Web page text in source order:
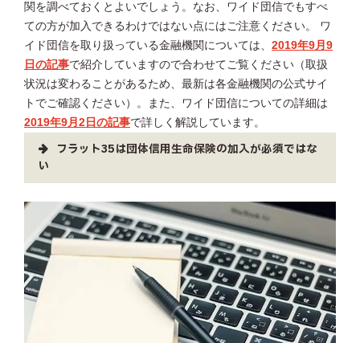
関を調べておくとよいでしょう。なお、ワイド団信でもすべ
ての方が加入できるわけではない点にはご注意ください。 ワ
イド団信を取り扱っている金融機関については、 2019年9月9
日の記事で紹介していますので合わせてご覧ください（取扱
状況は変わることがあるため、最新は各金融機関の公式サイ
トでご確認ください）。また、ワイド団信についての詳細は
2019年9月2日の記事で詳しく解説しています。
フラット35は団体信用生命保険の加入が必須ではな
い